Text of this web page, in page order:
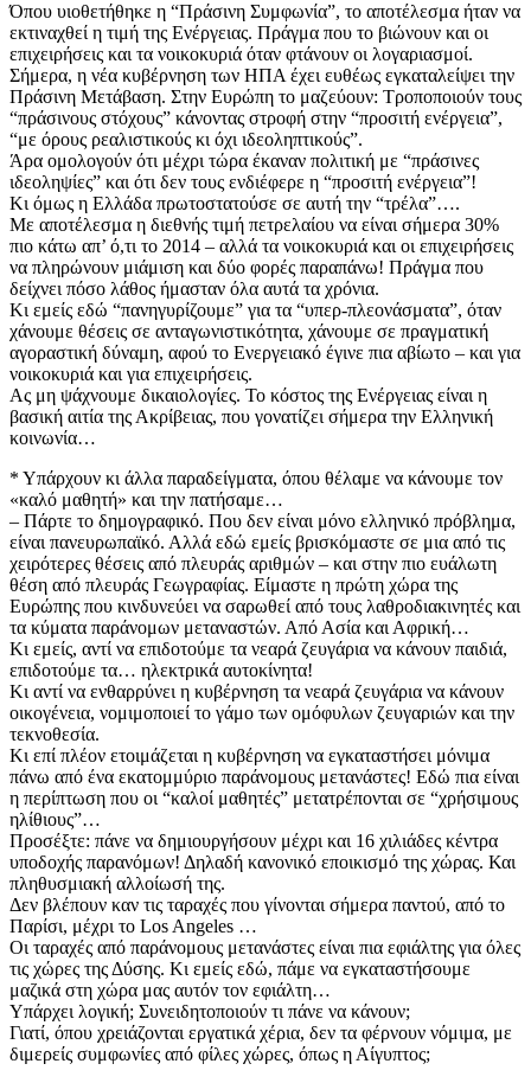
​Όπου υιοθετήθηκε η “Πράσινη Συμφωνία”, το αποτέλεσμα ήταν να
εκτιναχθεί η τιμή της Ενέργειας. Πράγμα που το βιώνουν και οι
επιχειρήσεις και τα νοικοκυριά όταν φτάνουν οι λογαριασμοί.
​Σήμερα, η νέα κυβέρνηση των ΗΠΑ έχει ευθέως εγκαταλείψει την
Πράσινη Μετάβαση. Στην Ευρώπη το μαζεύουν: Τροποποιούν τους
“πράσινους στόχους” κάνοντας στροφή στην “προσιτή ενέργεια”,
“με όρους ρεαλιστικούς κι όχι ιδεοληπτικούς”.
​Άρα ομολογούν ότι μέχρι τώρα έκαναν πολιτική με “πράσινες
ιδεοληψίες” και ότι δεν τους ενδιέφερε η “προσιτή ενέργεια”!
Κι όμως η Ελλάδα πρωτοστατούσε σε αυτή την “τρέλα”….
​Με αποτέλεσμα η διεθνής τιμή πετρελαίου να είναι σήμερα 30%
πιο κάτω απ’ ό,τι το 2014 – αλλά τα νοικοκυριά και οι επιχειρήσεις
να πληρώνουν μιάμιση και δύο φορές παραπάνω! Πράγμα που
δείχνει πόσο λάθος ήμασταν όλα αυτά τα χρόνια.
​Κι εμείς εδώ “πανηγυρίζουμε” για τα “υπερ-πλεονάσματα”, όταν
χάνουμε θέσεις σε ανταγωνιστικότητα, χάνουμε σε πραγματική
αγοραστική δύναμη, αφού το Ενεργειακό έγινε πια αβίωτο – και για
νοικοκυριά και για επιχειρήσεις.
​Ας μη ψάχνουμε δικαιολογίες. Το κόστος της Ενέργειας είναι η
βασική αιτία της Ακρίβειας, που γονατίζει σήμερα την Ελληνική
κοινωνία…
​* Υπάρχουν κι άλλα παραδείγματα, όπου θέλαμε να κάνουμε τον
«καλό μαθητή» και την πατήσαμε…
​– Πάρτε το δημογραφικό. Που δεν είναι μόνο ελληνικό πρόβλημα,
είναι πανευρωπαϊκό. Αλλά εδώ εμείς βρισκόμαστε σε μια από τις
χειρότερες θέσεις από πλευράς αριθμών – και στην πιο ευάλωτη
θέση από πλευράς Γεωγραφίας. Είμαστε η πρώτη χώρα της
Ευρώπης που κινδυνεύει να σαρωθεί από τους λαθροδιακινητές και
τα κύματα παράνομων μεταναστών. Από Ασία και Αφρική…
​Κι εμείς, αντί να επιδοτούμε τα νεαρά ζευγάρια να κάνουν παιδιά,
επιδοτούμε τα… ηλεκτρικά αυτοκίνητα!
​Κι αντί να ενθαρρύνει η κυβέρνηση τα νεαρά ζευγάρια να κάνουν
οικογένεια, νομιμοποιεί το γάμο των ομόφυλων ζευγαριών και την
τεκνοθεσία.
​Κι επί πλέον ετοιμάζεται η κυβέρνηση να εγκαταστήσει μόνιμα
πάνω από ένα εκατομμύριο παράνομους μετανάστες! Εδώ πια είναι
η περίπτωση που οι “καλοί μαθητές” μετατρέπονται σε “χρήσιμους
ηλίθιους”…
​Προσέξτε: πάνε να δημιουργήσουν μέχρι και 16 χιλιάδες κέντρα
υποδοχής παρανόμων! Δηλαδή κανονικό εποικισμό της χώρας. Και
πληθυσμιακή αλλοίωσή της.
​Δεν βλέπουν καν τις ταραχές που γίνονται σήμερα παντού, από το
Παρίσι, μέχρι το Los Angeles …
​Oι ταραχές από παράνομους μετανάστες είναι πια εφιάλτης για όλες
τις χώρες της Δύσης. Κι εμείς εδώ, πάμε να εγκαταστήσουμε
μαζικά στη χώρα μας αυτόν τον εφιάλτη…
​Υπάρχει λογική; Συνειδητοποιούν τι πάνε να κάνουν;
Γιατί, όπου χρειάζονται εργατικά χέρια, δεν τα φέρνουν νόμιμα, με
διμερείς συμφωνίες από φίλες χώρες, όπως η Αίγυπτος;